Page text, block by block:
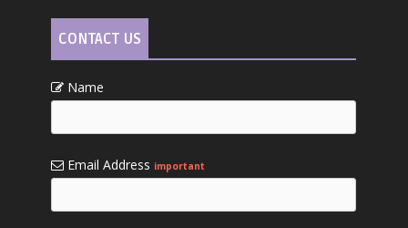
CONTACT US
Name
Email Address important